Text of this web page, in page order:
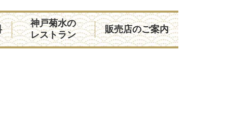
神戸菊水の
レストラン
販売店のご案内